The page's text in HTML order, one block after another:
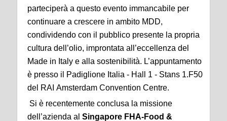
parteciperà a questo evento immancabile per
continuare a crescere in ambito MDD,
condividendo con il pubblico presente la propria
cultura dell’olio, improntata all’eccellenza del
Made in Italy e alla sostenibilità. L’appuntamento
è presso il Padiglione Italia - Hall 1 - Stans 1.F50
del RAI Amsterdam Convention Centre.
Si è recentemente conclusa la missione
dell’azienda al Singapore FHA-Food &